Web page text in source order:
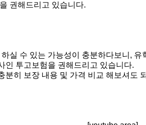
권해드리고 있습니다.
실 수 있는 가능성이 충분하다보니, 유
인 투고보험을 권해드리고 있습니다.
히 보장 내용 및 가격 비교 해보셔도